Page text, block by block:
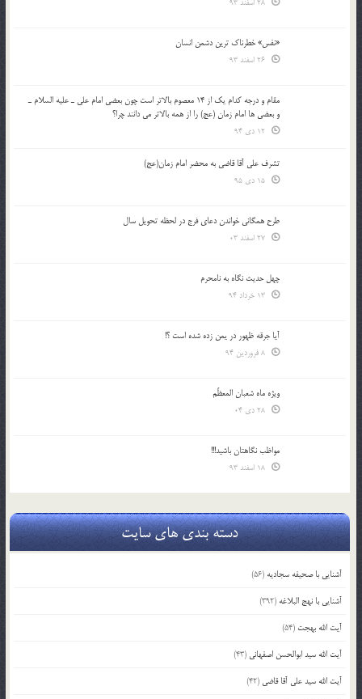
«نفس» خطرناک ترین دشمن انسان
مقام و درجه كدام يك از 14 معصوم بالاتر است چون بعضي امام علي ـ عليه السلام ـ
و بعضي ها امام زمان (عج) را از همه بالاتر مي دانند چرا؟
تشرف علي آقا قاضي به محضر امام زمان(عج)
طرح همگانی خواندن دعای فرج در لحظه تحویل سال
چهل حدیث نگاه به نامحرم
آیا جرقه ظهور در یمن زده شده است ؟!
ویژه ماه شعبان المعظّم
مواظب نگاهتان باشید!!!
دسته بندی های سایت
آشنایی با صحیفه سجادیه (56)
آشنایی با نهج البلاغه (392)
آیت الله بهجت (54)
آیت الله سید ابوالحسن اصفهانی (43)
آیت الله سید علی آقا قاضی (42)